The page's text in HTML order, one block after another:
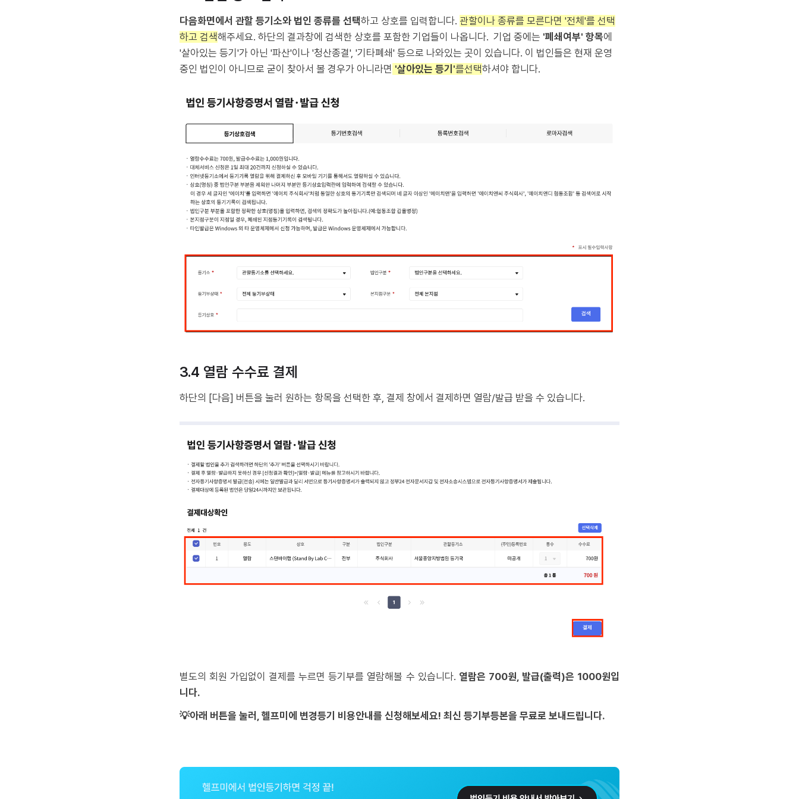
다음화면에서 관할 등기소와 법인 종류를 선택하고 상호를 입력합니다. 관할이나 종류를 모른다면 '전체'를 선택
하고 검색해주세요. 하단의 결과창에 검색한 상호를 포함한 기업들이 나옵니다. 기업 중에는 '폐쇄여부' 항목에
'살아있는 등기'가 아닌 '파산'이나 '청산종결', '기타폐쇄' 등으로 나와있는 곳이 있습니다. 이 법인들은 현재 운영
중인 법인이 아니므로 굳이 찾아서 볼 경우가 아니라면 '살아있는 등기'를선택하셔야 합니다.
3.4 열람 수수료 결제
하단의 [다음] 버튼을 눌러 원하는 항목을 선택한 후, 결제 창에서 결제하면 열람/발급 받을 수 있습니다.
별도의 회원 가입없이 결제를 누르면 등기부를 열람해볼 수 있습니다. 열람은 700원, 발급(출력)은 1000원입
니다.
💡아래 버튼을 눌러, 헬프미에 변경등기 비용안내를 신청해보세요! 최신 등기부등본을 무료로 보내드립니다.